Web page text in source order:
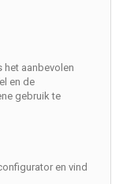
het aanbevolen
en de
gebruik te
en vind